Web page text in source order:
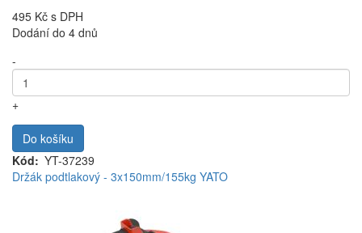
495 Kč s DPH
Dodání do 4 dnů
-
+
Do košíku
Kód
YT-37239
Držák podtlakový - 3x150mm/155kg YATO